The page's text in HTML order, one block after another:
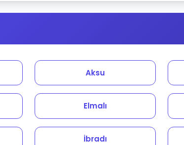
Aksu
Elmalı
İbradı